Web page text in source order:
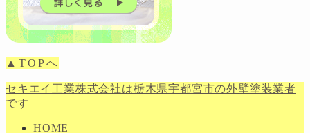
▲TOPへ
セキエイ工業株式会社は栃木県宇都宮市の外壁塗装業者
です
HOME